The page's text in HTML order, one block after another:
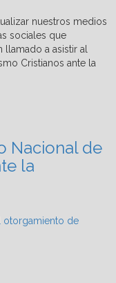
Nacional de
la
otorgamiento de